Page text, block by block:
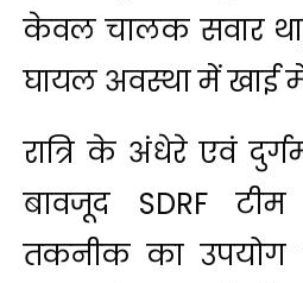
केवल चालक सवार
घायल अवस्था में खाई
रात्रि के अंधेरे एवं
बावजूद SDRF
तकनीक का